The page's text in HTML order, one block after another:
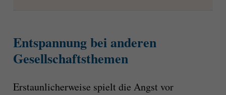
Entspannung bei anderen
Gesellschaftsthemen
Erstaunlicherweise spielt die Angst vor